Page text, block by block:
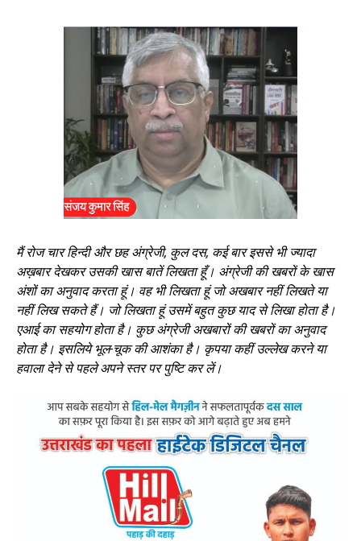
मैं रोज चार हिन्दी और छह अंग्रेजी, कुल दस, कई बार इससे भी ज्यादा
अख़बार देखकर उसकी खास बातें लिखता हूँ। अंग्रेजी की खबरों के खास
अंशों का अनुवाद करता हूं। वह भी लिखता हूं जो अखबार नहीं लिखते या
नहीं लिख सकते हैं। जो लिखता हूं उसमें बहुत कुछ याद से लिखा होता है।
एआई का सहयोग होता है। कुछ अंग्रेजी अखबारों की खबरों का अनुवाद
होता है। इसलिये भूल-चूक की आशंका है। कृपया कहीं उल्लेख करने या
हवाला देने से पहले अपने स्तर पर पुष्टि कर लें।